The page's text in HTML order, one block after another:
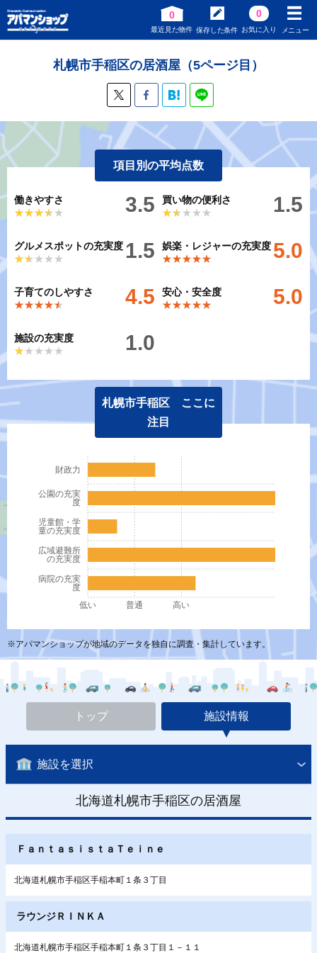
0
最近見た物件 保存した条件
0
お気に入り メニュー
札幌市手稲区の居酒屋（5ページ目）
項目別の平均点数
働きやすさ
★★★★★
★★★★★ 3.5
買い物の便利さ
★★★★★
★★★★★ 1.5
グルメスポットの充実度
★★★★★
★★★★★ 1.5
娯楽・レジャーの充実度
★★★★★
★★★★★ 5.0
子育てのしやすさ
★★★★★
★★★★★ 4.5
安心・安全度
★★★★★
★★★★★ 5.0
施設の充実度
★★★★★
★★★★★ 1.0
札幌市手稲区 ここに
注目
病院の充実
度
広域避難所
の充実度
児童館・学
童の充実度
公園の充実
度
財政力
低い 普通 高い
※アパマンショップが地域のデータを独自に調査・集計しています。
トップ 施設情報
施設を選択
北海道札幌市手稲区の居酒屋
ＦａｎｔａｓｉｓｔａＴｅｉｎｅ
北海道札幌市手稲区手稲本町１条３丁目
ラウンジＲＩＮＫＡ
北海道札幌市手稲区手稲本町１条３丁目１－１１